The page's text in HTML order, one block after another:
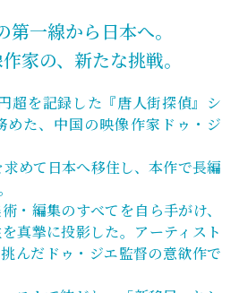
第一線から日本へ。
家の、新たな挑戦。
超を記録した『唐人街探偵』シ
めた、中国の映像作家ドゥ・ジ
めて日本へ移住し、本作で長編
・編集のすべてを自ら手がけ、
真摯に投影した。アーティスト
んだドゥ・ジエ監督の意欲作で